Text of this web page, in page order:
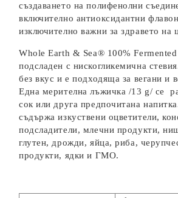
създаването на полифенолни
включително антиоксидантни
изключително важни за здравето на
Whole Earth & Sea® 100%
подсладен с нискогликемична
без вкус и е подходяща за вегани и
Една мерителна лъжичка /13 g/ се
сок или друга предпочитана
съдържа изкуствени оцветители,
подсладители, млечни продукти,
глутен, дрожди, яйца, риба,
продукти, ядки и ГМО.